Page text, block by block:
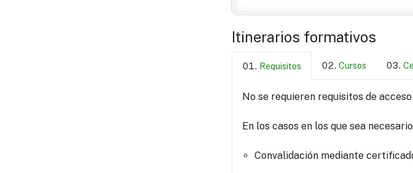
Itinerarios formativos
Requisitos Cursos
No se requieren requisitos de acceso
En los casos en los que sea
Convalidación mediante